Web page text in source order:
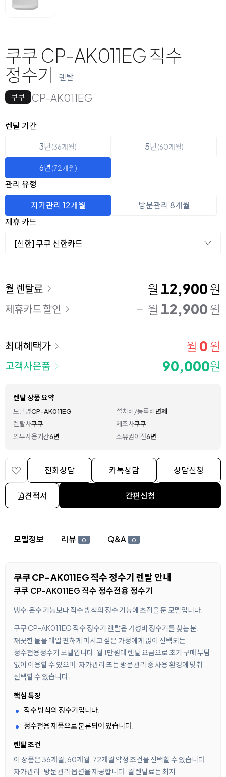
쿠쿠 CP-AK011EG 직수
정수기
렌탈
쿠쿠 CP-AK011EG
옵션 선택
렌탈 선택
렌탈 기간
3년(36개월) 5년(60개월)
6년(72개월)
관리 유형
자가관리 12개월
방문관리 8개월
제휴 카드
[신한] 쿠쿠 신한카드
이용 요금
월 렌탈료 월 12,900 원
제휴카드 할인 월 12,900 원
최대혜택가 월 0 원
고객사은품 90,000원
렌탈 상품 요약
모델명CP-AK011EG 설치비/등록비면제
렌탈사쿠쿠 제조사쿠쿠
의무사용기간6년 소유권이전6년
전화상담 카톡상담 상담신청
견적서 간편신청
상세 정보
모델정보 리뷰 0 Q&A 0
쿠쿠 CP-AK011EG 직수 정수기 렌탈 안내
쿠쿠 CP-AK011EG 직수 정수전용 정수기
냉수·온수 기능보다 직수 방식의 정수 기능에 초점을 둔 모델입니다.
쿠쿠 CP-AK011EG 직수 정수기 렌탈은 가성비 정수기를 찾는 분,
깨끗한 물을 매일 편하게 마시고 싶은 가정에게 많이 선택되는
정수전용정수기 모델입니다. 월 1만원대 렌탈 요금으로 초기 구매 부담
없이 이용할 수 있으며, 자가관리 또는 방문관리 중 사용 환경에 맞춰
선택할 수 있습니다.
핵심 특징
직수 방식의 정수기입니다.
정수전용 제품으로 분류되어 있습니다.
렌탈 조건
이 상품은 36개월, 60개월, 72개월 약정 조건을 선택할 수 있습니다.
자가관리 · 방문관리 옵션을 제공합니다. 월 렌탈료는 최저